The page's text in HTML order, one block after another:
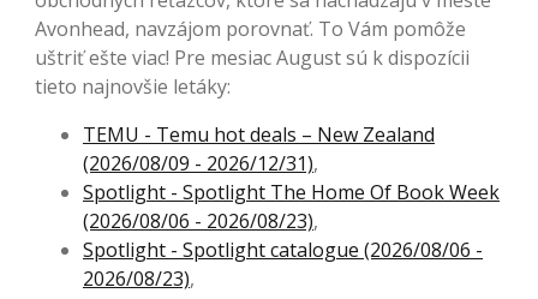
Avonhead, navzájom porovnať. To Vám pomôže
uštriť ešte viac! Pre mesiac August sú k dispozícii
tieto najnovšie letáky:
TEMU - Temu hot deals – New Zealand
(2026/08/09 - 2026/12/31),
Spotlight - Spotlight The Home Of Book Week
(2026/08/06 - 2026/08/23),
Spotlight - Spotlight catalogue (2026/08/06 -
2026/08/23),